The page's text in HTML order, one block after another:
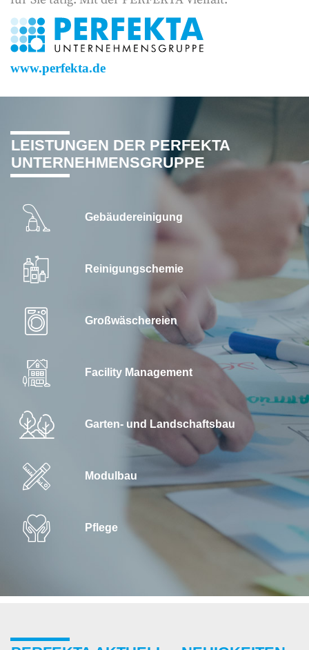
www.perfekta.de
LEISTUNGEN DER PERFEKTA
UNTERNEHMENSGRUPPE
Gebäudereinigung
Reinigungschemie
Großwäschereien
Facility Management
Garten- und Landschaftsbau
Modulbau
Pflege